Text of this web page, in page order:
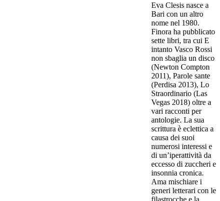
Eva Clesis nasce a
Bari con un altro
nome nel 1980.
Finora ha pubblicato
sette libri, tra cui E
intanto Vasco Rossi
non sbaglia un disco
(Newton Compton
2011), Parole sante
(Perdisa 2013), Lo
Straordinario (Las
Vegas 2018) oltre a
vari racconti per
antologie. La sua
scrittura è eclettica a
causa dei suoi
numerosi interessi e
di un’iperattività da
eccesso di zuccheri e
insonnia cronica.
Ama mischiare i
generi letterari con le
filastrocche e la